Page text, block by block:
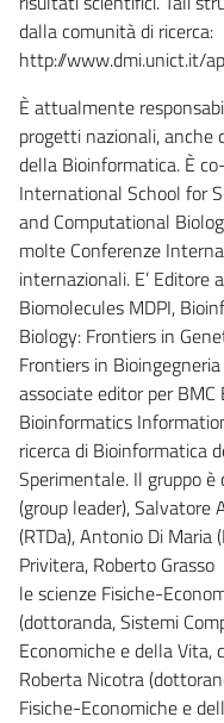
dalla comunità di ricerca:
http://www.dmi.unict.it/
È attualmente
progetti nazionali, anche
della Bioinformatica. È
International School for
and Computational
molte Conferenze
internazionali. E’ Editore
Biomolecules MDPI,
Biology: Frontiers in
Frontiers in
associate editor per
Bioinformatics
ricerca di Bioinformatica
Sperimentale. Il gruppo
(group leader), Salvatore
(RTDa), Antonio Di Maria
Privitera, Roberto
le scienze Fisiche-
(dottoranda, Sistemi
Economiche e della Vita,
Roberta Nicotra
Fisiche-Economiche e